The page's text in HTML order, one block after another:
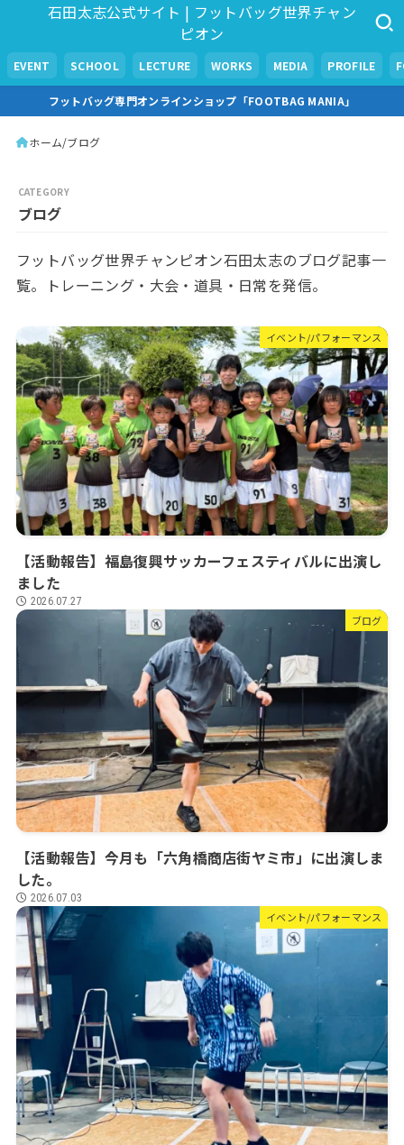
石田太志公式サイト | フットバッグ世界チャン
ピオン
EVENT SCHOOL LECTURE WORKS MEDIA PROFILE
フットバッグ専門オンラインショップ「FOOTBAG MANIA」
ホーム ブログ
ブログ
フットバッグ世界チャンピオン石田太志のブログ記事一
覧。トレーニング・大会・道具・日常を発信。
イベント/パフォーマンス
【活動報告】福島復興サッカーフェスティバルに出演し
ました
2026.07.27
ブログ
【活動報告】今月も「六角橋商店街ヤミ市」に出演しま
した。
2026.07.03
イベント/パフォーマンス